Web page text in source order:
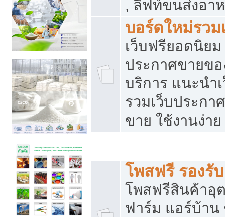
, ลิฟท์ขนส่งอา
บอร์ดใหม่รว
เว็บฟรียอดนิย
ประกาศขายข
บริการ แนะนำ
รวมเว็บประกา
ขาย ใช้งานง่าย
โพสฟรี รองรั
โพสฟรีสินค้าอุ
ฟาร์ม แอร์บ้าน